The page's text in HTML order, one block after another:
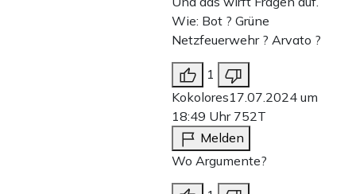
Wie: Bot ? Grüne
Netzfeuerwehr ? Arvato ?
1
Kokolores17.07.2024 um
18:49 Uhr 752T
Melden
Wo Argumente?